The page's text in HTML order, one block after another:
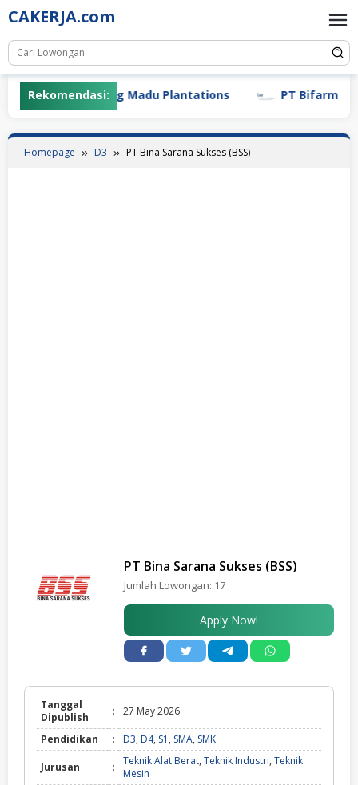
Skip
to
content
CAKERJA.com
Rekomendasi:
PT Gunung Madu Plantations PT Bifarma
Homepage D3 PT Bina Sarana Sukses (BSS)
PT Bina Sarana Sukses (BSS)
Jumlah Lowongan: 17
Apply Now!
Tanggal
Dipublish
: 27 May 2026
Pendidikan : D3, D4, S1 , SMA, SMK
Jurusan : Teknik Alat Berat, Teknik Industri, Teknik
Mesin